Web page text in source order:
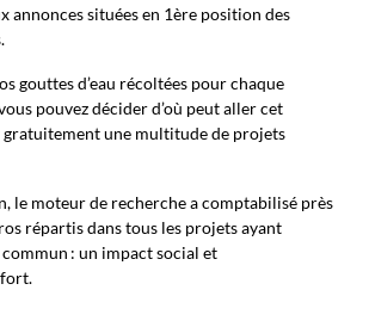
annonces situées en 1ère position des
gouttes d’eau récoltées pour chaque
pouvez décider d’où peut aller cet
une multitude de projets
le moteur de recherche a comptabilisé près
répartis dans tous les projets ayant
: un impact social et